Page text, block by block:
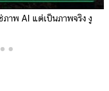
าพ AI แต่เป็นภาพจริง งู